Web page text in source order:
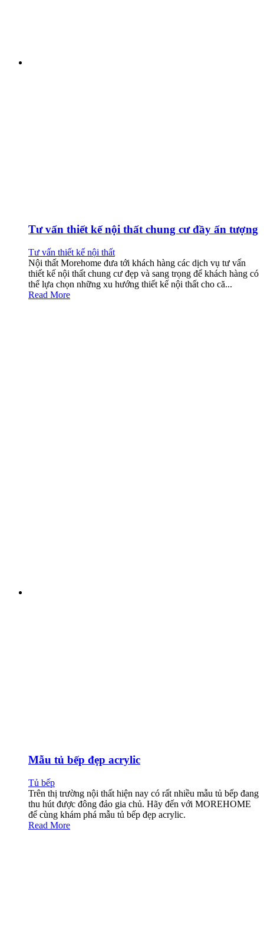
Tư vấn thiết kế nội thất chung cư đầy ấn tượng
Tư vấn thiết kế nội thất
Nội thất Morehome đưa tới khách hàng các dịch vụ tư vấn
thiết kế nội thất chung cư đẹp và sang trọng để khách hàng có
thể lựa chọn những xu hướng thiết kế nội thất cho că...
Read More
Mẫu tủ bếp đẹp acrylic
Tủ bếp
Trên thị trường nội thất hiện nay có rất nhiều mẫu tủ bếp đang
thu hút được đông đảo gia chủ. Hãy đến với MOREHOME
để cùng khám phá mẫu tủ bếp đẹp acrylic.
Read More